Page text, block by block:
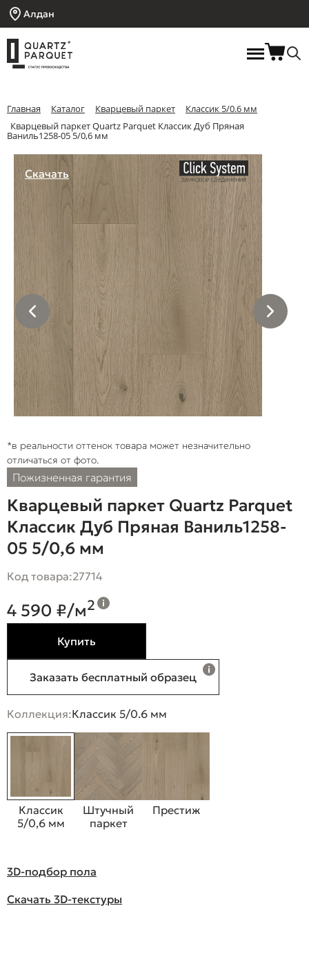
Алдан
Главная Каталог Кварцевый паркет
Классик 5/0.6 мм
Кварцевый паркет Quartz Parquet Классик Дуб Пряная
Ваниль1258-05 5/0,6 мм
Скачать
*в реальности оттенок товара может незначительно
отличаться от фото.
Пожизненная гарантия
Кварцевый паркет Quartz Parquet
Классик Дуб Пряная Ваниль1258-
05 5/0,6 мм
Код товара:27714
4 590 ₽/м2
Купить
Заказать бесплатный образец
Коллекция:Классик 5/0.6 мм
Классик
5/0,6 мм
Штучный
паркет
Престиж
3D-подбор пола
Скачать 3D-текстуры